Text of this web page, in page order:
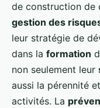
de construction de
gestion des
leur stratégie de
dans la formation
non seulement leur
aussi la pérennité
activités. La